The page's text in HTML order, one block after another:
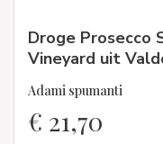
Droge Prosecco
Vineyard uit
Adami spumanti
€ 21,70